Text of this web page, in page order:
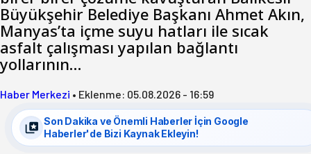
Büyükşehir Belediye Başkanı Ahmet Akın,
Manyas’ta içme suyu hatları ile sıcak
asfalt çalışması yapılan bağlantı
yollarının…
Haber Merkezi • Eklenme: 05.08.2026 - 16:59
Son Dakika ve Önemli Haberler İçin Google
Haberler'de Bizi Kaynak Ekleyin!